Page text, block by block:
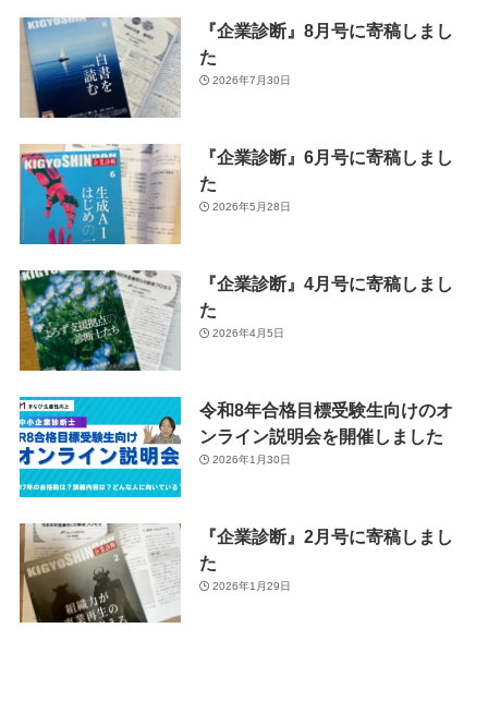
『企業診断』8月号に寄稿しまし
た
2026年7月30日
『企業診断』6月号に寄稿しまし
た
2026年5月28日
『企業診断』4月号に寄稿しまし
た
2026年4月5日
令和8年合格目標受験生向けのオ
ンライン説明会を開催しました
2026年1月30日
『企業診断』2月号に寄稿しまし
た
2026年1月29日